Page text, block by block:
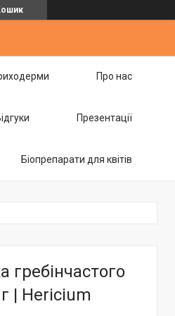
Про нас
Презентації
Біопрепарати для квітів
гребінчастого
| Hericium